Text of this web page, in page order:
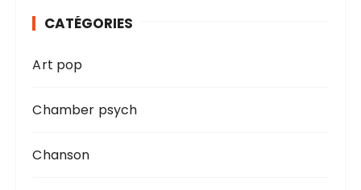
CATÉGORIES
Art pop
Chamber psych
Chanson